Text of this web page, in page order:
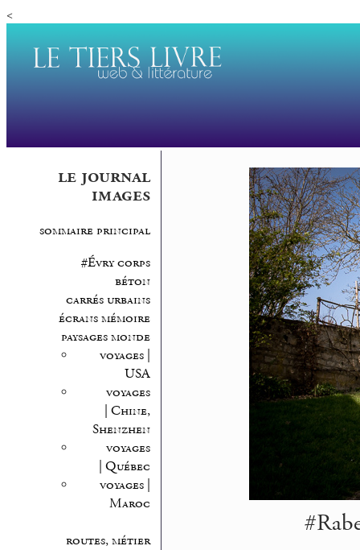
<
le journal
images
sommaire principal
#Évry corps
béton
carrés urbains
écrans mémoire
paysages monde
voyages |
USA
voyages
| Chine,
Shenzhen
voyages
| Québec
voyages |
Maroc
routes, métier